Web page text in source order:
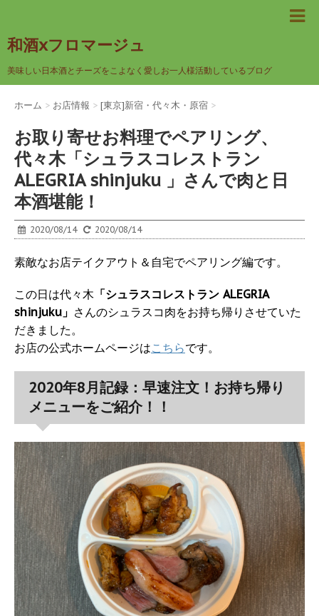
和酒xフロマージュ
美味しい日本酒とチーズをこよなく愛しお一人様活動しているブログ
ホーム > お店情報 > [東京]新宿・代々木・原宿 >
お取り寄せお料理でペアリング、
代々木「シュラスコレストラン
ALEGRIA shinjuku 」さんで肉と日
本酒堪能！
2020/08/14 2020/08/14
素敵なお店テイクアウト＆自宅でペアリング編です。
この日は代々木 「シュラスコレストラン ALEGRIA
shinjuku」 さんのシュラスコ肉をお持ち帰りさせていた
だきました。
お店の公式ホームページはこちらです。
2020年8月記録：早速注文！お持ち帰り
メニューをご紹介！！